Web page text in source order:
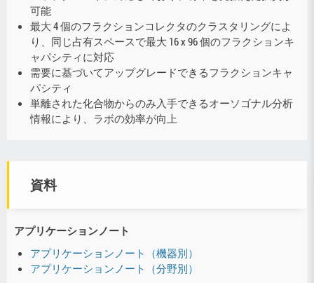
可能
最大 4 個のフラクションコレクタのクラスタリングによ
り、同じ占有スペースで最大 16 x 96 個のフラクションキ
ャパシティに対応
需要に基づいてアップグレードできるフラクションキャ
パシティ
単離された化合物からのみ入手できるオーソゴナル分析
情報により、ラボの効率が向上
資料
アプリケーションノート
アプリケーションノート（機器別）
アプリケーションノート（分野別）